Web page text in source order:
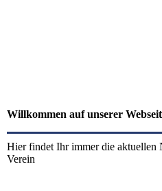
Willkommen auf unserer
Hier findet Ihr immer die aktuellen
Verein